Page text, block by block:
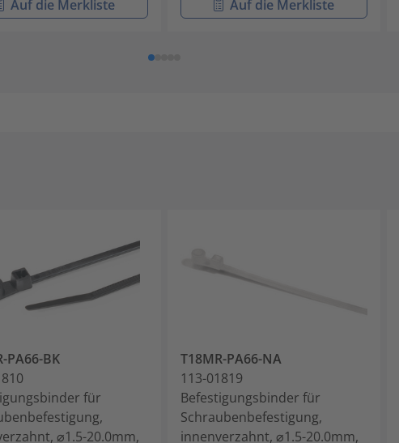
Auf die Merkliste Auf die Merkliste
PA66-BK
für
⌀1.5-20.0mm,
T18MR-PA66-NA
113-01819
Befestigungsbinder für
Schraubenbefestigung,
innenverzahnt, ⌀1.5-20.0mm,